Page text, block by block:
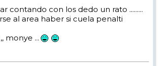
contando con los dedo un rato .........
al area haber si cuela penalti
monye ...